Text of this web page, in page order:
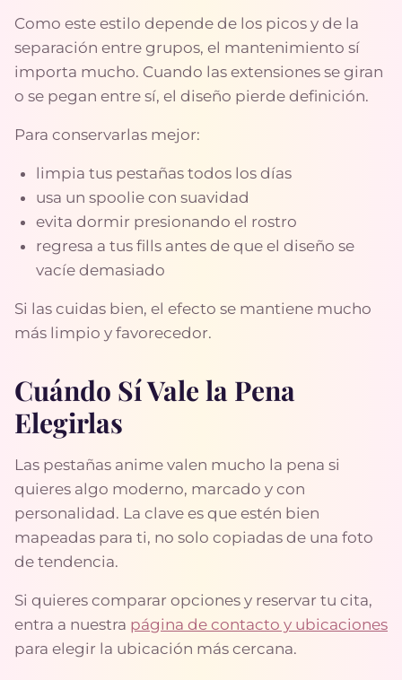
Como este estilo depende de los picos y de la
separación entre grupos, el mantenimiento sí
importa mucho. Cuando las extensiones se giran
o se pegan entre sí, el diseño pierde definición.
Para conservarlas mejor:
limpia tus pestañas todos los días
usa un spoolie con suavidad
evita dormir presionando el rostro
regresa a tus fills antes de que el diseño se
vacíe demasiado
Si las cuidas bien, el efecto se mantiene mucho
más limpio y favorecedor.
Cuándo Sí Vale la Pena
Elegirlas
Las pestañas anime valen mucho la pena si
quieres algo moderno, marcado y con
personalidad. La clave es que estén bien
mapeadas para ti, no solo copiadas de una foto
de tendencia.
Si quieres comparar opciones y reservar tu cita,
entra a nuestra página de contacto y ubicaciones
para elegir la ubicación más cercana.